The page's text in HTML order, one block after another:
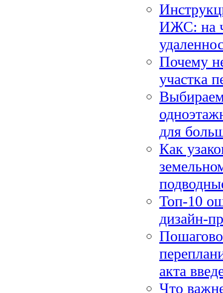
ИЖС: на
Почему
участка
для
Как
Топ-10
дизайн-
акта
Что